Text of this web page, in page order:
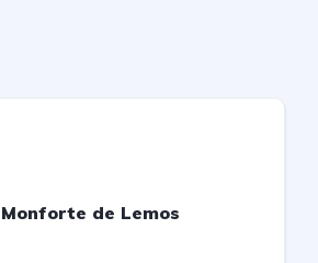
de Lemos